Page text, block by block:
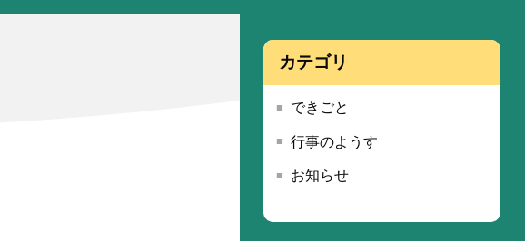
カテゴリ
できごと
行事のようす
お知らせ